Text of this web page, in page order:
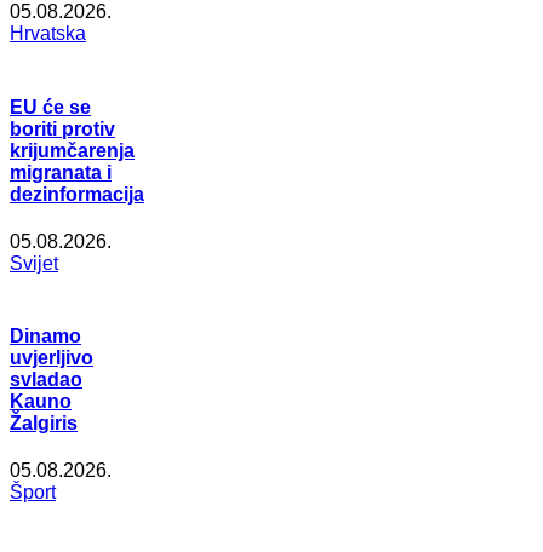
05.08.2026.
Hrvatska
EU će se
boriti protiv
krijumčarenja
migranata i
dezinformacija
05.08.2026.
Svijet
Dinamo
uvjerljivo
svladao
Kauno
Žalgiris
05.08.2026.
Šport